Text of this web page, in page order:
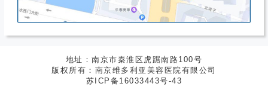
地址：南京市秦淮区虎踞南路100号
版权所有：南京维多利亚美容医院有限公司
苏ICP备16033443号-43